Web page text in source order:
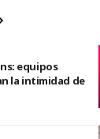
equipos
la intimidad de